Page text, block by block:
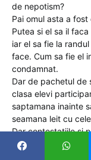
de nepotism?
Pai omul asta a
Putea si el sa il
iar el sa fie la
face. Cum sa fie el
condamnat.
Dar de pachetul de
clasa elevi
saptamana inainte
seamana leit cu
Dar contestatiile si
rezolvate „noaptea